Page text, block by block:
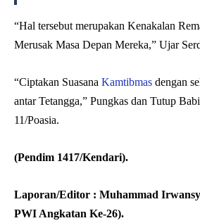
“Hal tersebut merupakan Kenakalan
Merusak Masa Depan Mereka,” Ujar
“Ciptakan Suasana Kamtibmas dengan
antar Tetangga,” Pungkas dan Tutup
11/Poasia.
(Pendim 1417/Kendari).
Laporan/Editor : Muhammad
PWI Angkatan Ke-26).